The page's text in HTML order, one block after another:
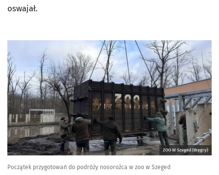
oswajał.
ZOO W Szeged (Węgry)
Początek przygotowań do podróży nosorożca w zoo w Szeged